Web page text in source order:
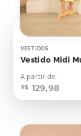
VESTIDOS
A partir de:
R$ 129,98